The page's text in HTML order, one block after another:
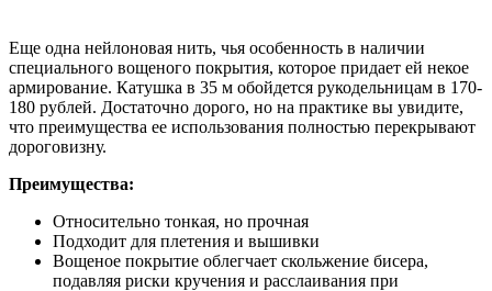
Еще одна нейлоновая нить, чья особенность в наличии
специального вощеного покрытия, которое придает ей некое
армирование. Катушка в 35 м обойдется рукодельницам в 170-
180 рублей. Достаточно дорого, но на практике вы увидите,
что преимущества ее использования полностью перекрывают
дороговизну.
Преимущества:
Относительно тонкая, но прочная
Подходит для плетения и вышивки
Вощеное покрытие облегчает скольжение бисера,
подавляя риски кручения и расслаивания при